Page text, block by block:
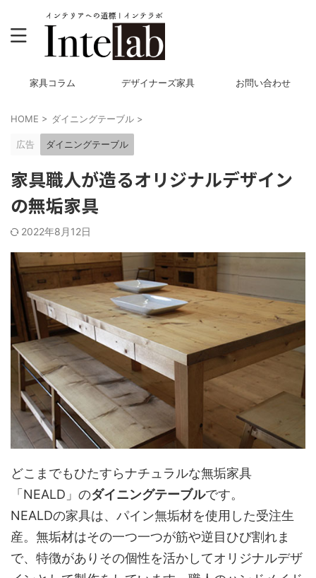
家具コラム デザイナーズ家具 お問い合わせ
HOME > ダイニングテーブル >
広告 ダイニングテーブル
家具職人が造るオリジナルデザイン
の無垢家具
2022年8月12日
どこまでもひたすらナチュラルな無垢家具
「NEALD」のダイニングテーブルです。
NEALDの家具は、パイン無垢材を使用した受注生
産。無垢材はその一つ一つが筋や逆目ひび割れま
で、特徴がありその個性を活かしてオリジナルデザ